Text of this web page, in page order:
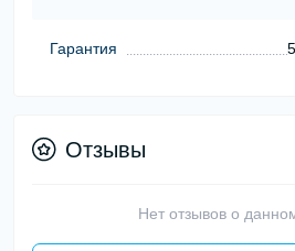
Гарантия
Отзывы
Нет отзывов о